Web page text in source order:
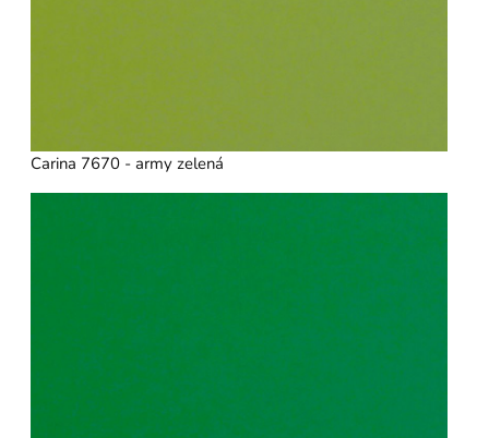
Carina 7670 - army zelená